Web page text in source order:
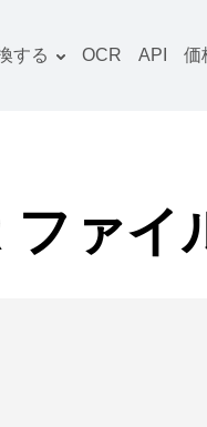
する
Books コンバーター
OCR API 価
ァイ